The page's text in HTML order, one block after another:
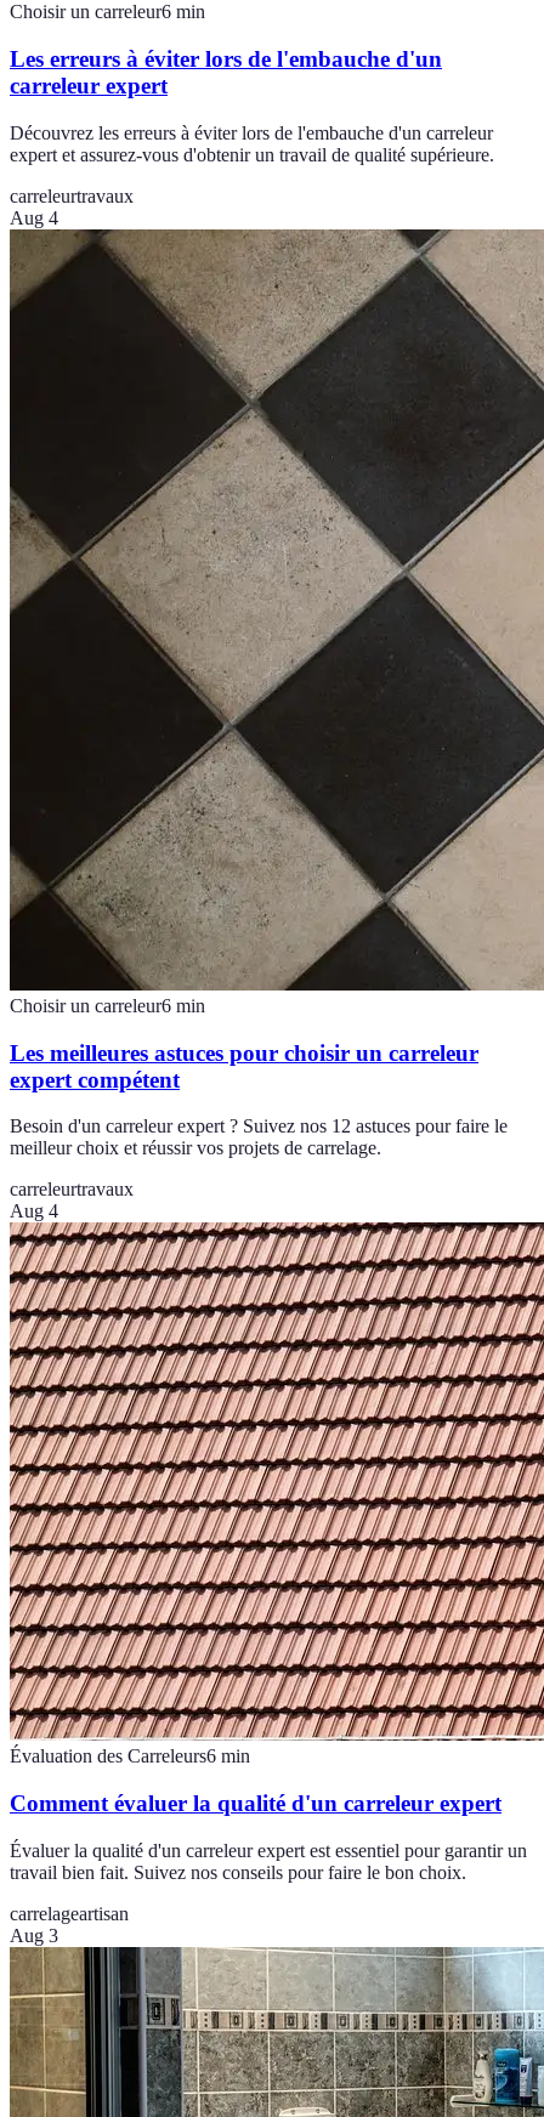
Choisir un carreleur6 min
Les erreurs à éviter lors de l'embauche d'un
carreleur expert
Découvrez les erreurs à éviter lors de l'embauche d'un carreleur
expert et assurez-vous d'obtenir un travail de qualité supérieure.
carreleurtravaux
Aug 4
Choisir un carreleur6 min
Les meilleures astuces pour choisir un carreleur
expert compétent
Besoin d'un carreleur expert ? Suivez nos 12 astuces pour faire le
meilleur choix et réussir vos projets de carrelage.
carreleurtravaux
Aug 4
Évaluation des Carreleurs6 min
Comment évaluer la qualité d'un carreleur expert
Évaluer la qualité d'un carreleur expert est essentiel pour garantir un
travail bien fait. Suivez nos conseils pour faire le bon choix.
carrelageartisan
Aug 3